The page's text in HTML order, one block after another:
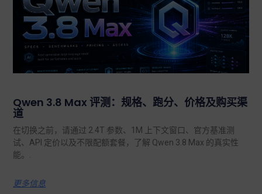
Qwen 3.8 Max 评测：规格、跑分、价格及购买渠
道
在切换之前，请通过 2.4T 参数、1M 上下文窗口、官方基准测
试、API 定价以及不限配额套餐，了解 Qwen 3.8 Max 的真实性
能。.
更多信息